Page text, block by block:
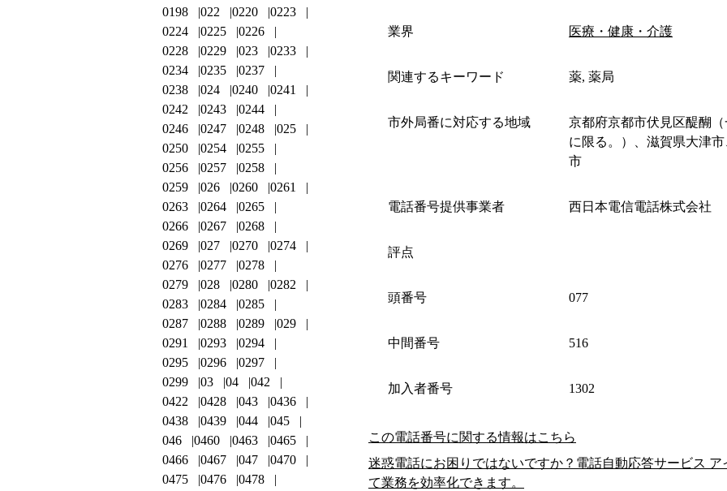
業界 医療・健康・介護
関連するキーワード 薬, 薬局
市外局番に対応する地域
京都府京都市伏見区醍醐
に限る。）、滋賀県大津
市
電話番号提供事業者 西日本電信電話株式会社
評点
頭番号 077
中間番号 516
加入者番号 1302
この電話番号に関する情報はこちら
迷惑電話にお困りではないですか？電話自動応答サービス
て業務を効率化できます。
0198
022 0220
0223
0224
0225
0226
0228
0229 023
0233
0234
0235
0237
0238
024 0240
0241
0242
0243
0244
0246
0247 0248
025
0250
0254
0255
0256
0257
0258
0259
026 0260
0261
0263
0264
0265
0266
0267
0268
0269
027 0270
0274
0276
0277
0278
0279
028 0280
0282
0283
0284
0285
0287
0288 0289
029
0291
0293
0294
0295
0296
0297
0299
03 04
042
0422
0428 043
0436
0438
0439 044
045
046
0460 0463
0465
0466
0467 047
0470
0475
0476
0478